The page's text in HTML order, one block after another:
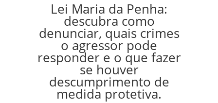
Lei Maria da Penha:
descubra como
denunciar, quais crimes
o agressor pode
responder e o que fazer
se houver
descumprimento de
medida protetiva.